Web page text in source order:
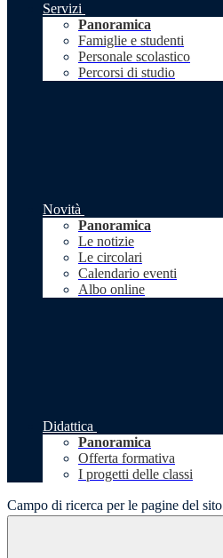
Servizi
Panoramica
Famiglie e studenti
Personale scolastico
Percorsi di studio
Novità
Panoramica
Le notizie
Le circolari
Calendario eventi
Albo online
Didattica
Panoramica
Offerta formativa
I progetti delle classi
Campo di ricerca per le pagine del sito